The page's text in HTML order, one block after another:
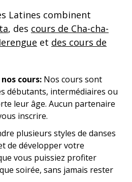
Latines combinent
, des cours de Cha-cha-
et des cours de
cours: Nos cours sont
débutants, intermédiaires ou
leur âge. Aucun partenaire
inscrire.
plusieurs styles de danses
de développer votre
vous puissiez profiter
soirée, sans jamais rester